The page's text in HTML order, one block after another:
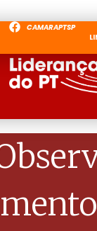
CAMARAPTSP